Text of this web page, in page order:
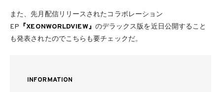
また、先月配信リリースされたコラボレーション
EP 『XEONWORLDVIEW』 のデラックス版を近日公開すること
も発表されたのでこちらも要チェックだ。
INFORMATION